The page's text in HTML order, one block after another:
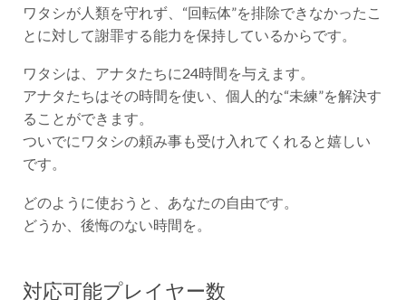
ワタシが人類を守れず、“回転体”を排除できなかったこ
とに対して謝罪する能力を保持しているからです。
ワタシは、アナタたちに24時間を与えます。
アナタたちはその時間を使い、個人的な“未練”を解決す
ることができます。
ついでにワタシの頼み事も受け入れてくれると嬉しい
です。
どのように使おうと、あなたの自由です。
どうか、後悔のない時間を。
対応可能プレイヤー数